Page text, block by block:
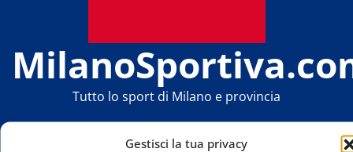
Gestisci la tua privacy
Tutto lo sport di Milano e provincia